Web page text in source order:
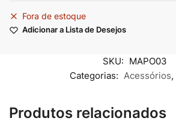
Fora de estoque
Adicionar a Lista de Desejos
SKU: MAPO03
Categorias: Acessórios,
Produtos relacionados